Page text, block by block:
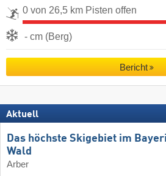
0 von 26,5 km Pisten offen
- cm (Berg)
Bericht
Aktuell
Das höchste Skigebiet im
Wald
Arber